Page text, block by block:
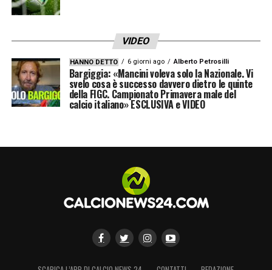
VIDEO
HANNO DETTO 6 giorni ago Alberto Petrosilli
Bargiggia: «Mancini voleva solo la Nazionale. Vi
svelo cosa è successo davvero dietro le quinte
della FIGC. Campionato Primavera male del
calcio italiano» ESCLUSIVA e VIDEO